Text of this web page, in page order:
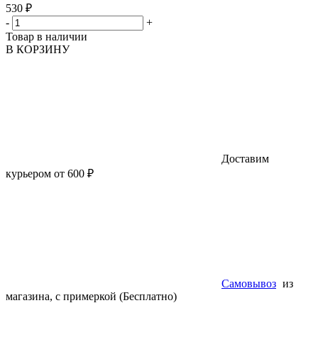
530 ₽
-
+
Товар в наличии
В КОРЗИНУ
Доставим
курьером от 600 ₽
Самовывоз из
магазина, с примеркой (Бесплатно)